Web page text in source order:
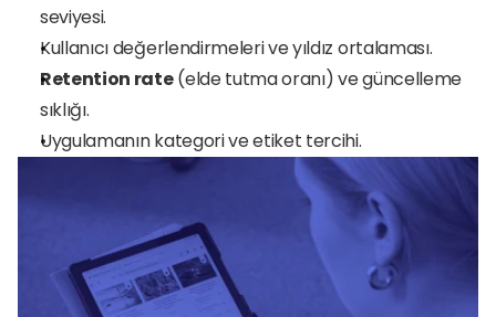
seviyesi.
Kullanıcı değerlendirmeleri ve yıldız ortalaması.
Retention rate (elde tutma oranı) ve güncelleme
sıklığı.
Uygulamanın kategori ve etiket tercihi.